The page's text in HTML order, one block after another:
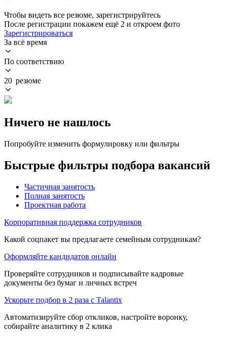
Чтобы видеть все резюме, зарегистрируйтесь
После регистрации покажем ещё 2 и откроем фото
Зарегистрироваться
За всё время
По соответствию
20 резюме
Ничего не нашлось
Попробуйте изменить формулировку или фильтры
Быстрые фильтры подбора вакансий
Частичная занятость
Полная занятость
Проектная работа
Корпоративная поддержка сотрудников
Какой соцпакет вы предлагаете семейным сотрудникам?
Оформляйте кандидатов онлайн
Проверяйте сотрудников и подписывайте кадровые
документы без бумаг и личных встреч
Ускорьте подбор в 2 раза с Talantix
Автоматизируйте сбор откликов, настройте воронку,
собирайте аналитику в 2 клика